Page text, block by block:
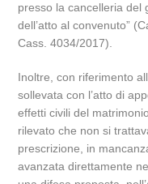
presso la cancelleria del
dell’atto al convenuto”
Cass. 4034/2017).
Inoltre, con riferimento
sollevata con l’atto di
effetti civili del
rilevato che non si
prescrizione, in
avanzata direttamente